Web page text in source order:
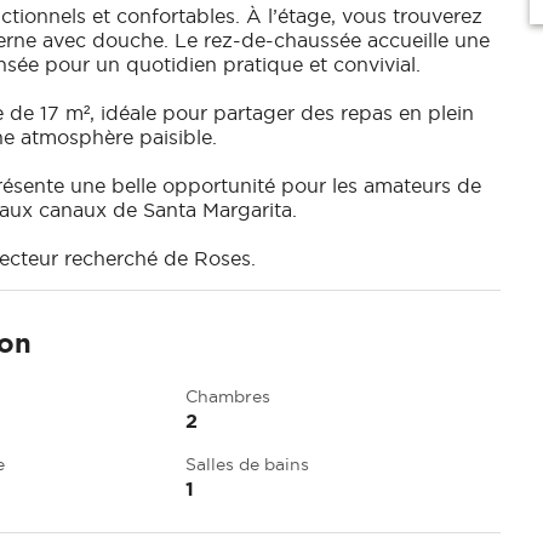
et confortables. À l’étage, vous trouverez
avec douche. Le rez-de-chaussée accueille une
pour un quotidien pratique et convivial.
17 m², idéale pour partager des repas en plein
atmosphère paisible.
une belle opportunité pour les amateurs de
canaux de Santa Margarita.
recherché de Roses.
Chambres
2
Salles de bains
1